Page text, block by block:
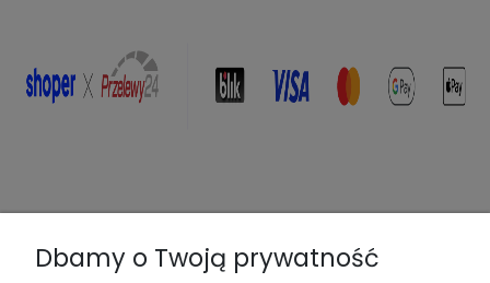
Dbamy o Twoją prywatność